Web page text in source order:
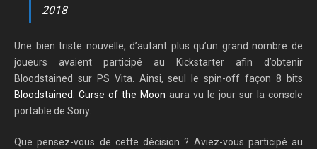
2018
Une bien triste nouvelle, d’autant plus qu’un grand nombre de
joueurs avaient participé au Kickstarter afin d’obtenir
Bloodstained sur PS Vita. Ainsi, seul le spin-off façon 8 bits
Bloodstained: Curse of the Moon aura vu le jour sur la console
portable de Sony.
Que pensez-vous de cette décision ? Aviez-vous participé au